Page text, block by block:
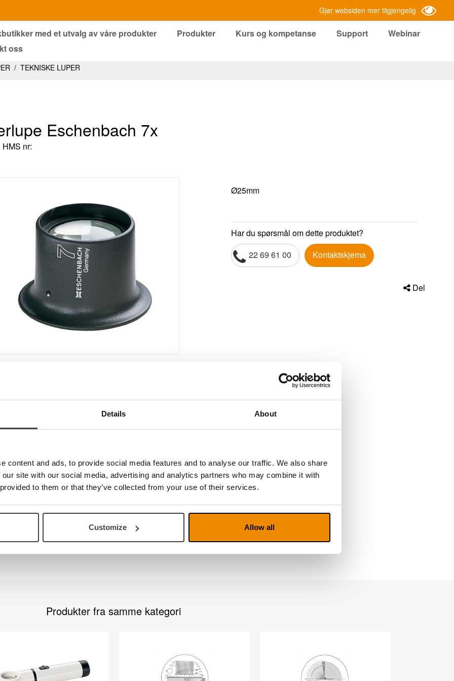
Details About
content and ads, to provide social media features and to analyse our traffic. We also share
site with our social media, advertising and analytics partners who may combine it with
to them or that they’ve collected from your use of their services.
Customize Allow all
Gjør websiden mer tilgjengelig
med et utvalg av våre produkter Produkter Kurs og kompetanse Support
Webinar
oss
/ TEKNISKE LUPER
Eschenbach 7x
HMS nr:
Ø25mm
Har du spørsmål om dette produktet?
22 69 61 00
Kontaktskjema
Del
prevent condensation
resistant plastic material
lens with duplex anti-static, scratch resistant coating
convex
Produkter fra samme kategori